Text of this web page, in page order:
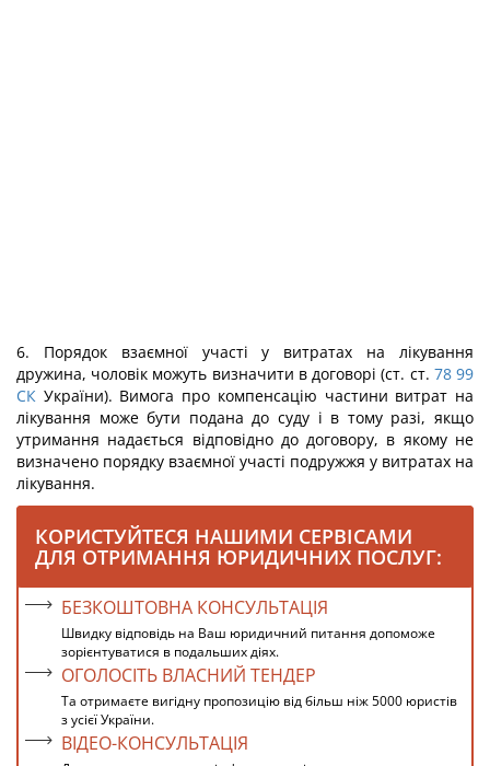
6. Порядок взаємної участі у витратах на лікування
дружина, чоловік можуть визначити в договорі (ст. ст. 78 99
СК України). Вимога про компенсацію частини витрат на
лікування може бути подана до суду і в тому разі, якщо
утримання надається відповідно до договору, в якому не
визначено порядку взаємної участі подружжя у витратах на
лікування.
КОРИСТУЙТЕСЯ НАШИМИ СЕРВІСАМИ
ДЛЯ ОТРИМАННЯ ЮРИДИЧНИХ ПОСЛУГ:
БЕЗКОШТОВНА КОНСУЛЬТАЦІЯ
Швидку відповідь на Ваш юридичний питання допоможе
зорієнтуватися в подальших діях.
ОГОЛОСІТЬ ВЛАСНИЙ ТЕНДЕР
Та отримаєте вигідну пропозицію від більш ніж 5000 юристів
з усієї України.
ВІДЕО-КОНСУЛЬТАЦІЯ